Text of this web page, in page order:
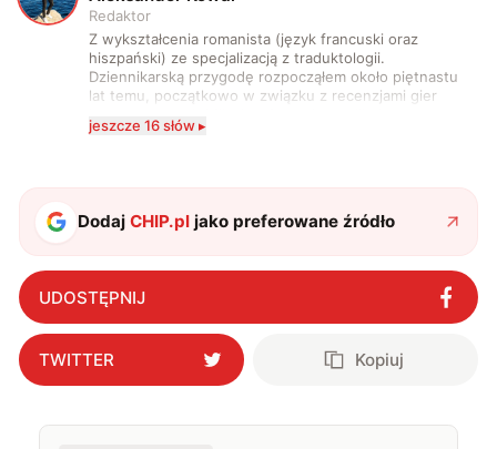
Redaktor
Z wykształcenia romanista (język francuski oraz
hiszpański) ze specjalizacją z traduktologii.
Dziennikarską przygodę rozpocząłem około piętnastu
lat temu, początkowo w związku z recenzjami gier
komputerowych i filmów. Obecnie publikuję
zdecydowanie częściej na tematy związane z nauką
także uprawiać oraz oglądać sport.
jeszcze 16 słów ▸
DodajCHIP.pl jako preferowane źródło
UDOSTĘPNIJ
TWITTER Kopiuj